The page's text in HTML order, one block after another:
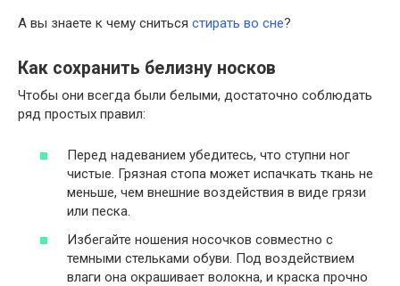
А вы знаете к чему сниться стирать во сне?
Как сохранить белизну носков
Чтобы они всегда были белыми, достаточно соблюдать
ряд простых правил:
Перед надеванием убедитесь, что ступни ног
чистые. Грязная стопа может испачкать ткань не
меньше, чем внешние воздействия в виде грязи
или песка.
Избегайте ношения носочков совместно с
темными стельками обуви. Под воздействием
влаги она окрашивает волокна, и краска прочно